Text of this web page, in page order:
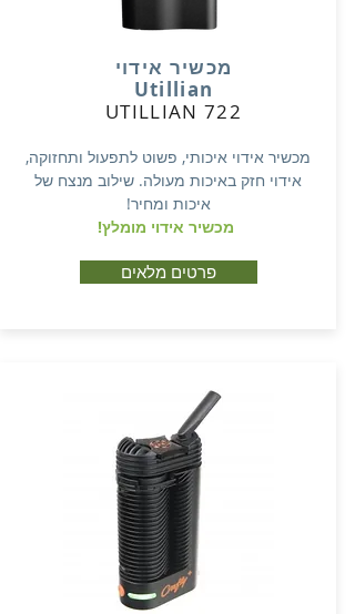
מכשיר אידוי
Utillian
UTILLIAN 722
מכשיר אידוי איכותי, פשוט לתפעול ותחזוקה,
אידוי חזק באיכות מעולה. שילוב מנצח של
איכות ומחיר!
מכשיר אידוי מומלץ!
פרטים מלאים